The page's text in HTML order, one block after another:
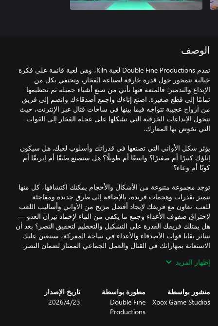
الوصف
تقدم Double Fine Productions لعبة Kiln، وهي لعبة قائمة على فكرة
خيالية تتمحور حول قدرة خارقة لصناعة الفخار، وتحتفي بكل من
الإبداع والتدمير؛ فالمتعة فيها تأتي من صنع أشياء جميلة ثم تحطيمها
تمامًا إلى قطع صغيرة. اصنع إناءك واجمع أصدقاءك وانضم إلى فريق
من أرواح عجيبة تتواجه فيما بينها في ساحات قتال عبر الإنترنت، حيث
تتحول الإبداعات الخزفية التي تشكلها على عجلة الفخار إلى القوات
يؤثر شكل الأواني التي تصنعها في قدراتك وأسلوب لعبك. هل سيكون
إناؤك كبيرًا أم صغيرًا؟ واسعًا أم طويلًا؟ هل ستصنع طبقًا أم إبريقًا أم
توجد مجموعة متنوعة من الأشكال والأحجام يمكنك اكتشافها، كل منها
تتميز بقدرات وهجمات فريدة، بالإضافة إلى طرق جديدة ومفاجئة
للعب. تعاون مع فريقك لإيجاد أفضل مزيج من الأواني وأساليب اللعب
لاختراق صفوف الأعداء وجمع ما يكفي من الماء لإخماد نيران العدو —
هل يمتلك فريقك القدرة على التشكيل والتحطيم لتحقيق النصر؟ بعد أن
تتناثر بقايا قوات الأصدقاء والأعداء في ساحة المعركة، سيتعين عليك
بعد الانتصار في المعركة، توجه إلى المِعجنة لممارسة مهاراتك في
شكل وحطم مع أصدقائك - صناعة الأواني وتحطيمها أكثر إمتاعًا مع
الأصدقاء. اقضِ وقتًا ممتعًا، وجرب التشكيل بالطين وشارك إبداعاتك،
إظهار المزيد
منشور بواسطة
Xbox Game Studios
مطورة بواسطة
Double Fine
Productions
تاريخ الإصدار
23‏/4‏/2026